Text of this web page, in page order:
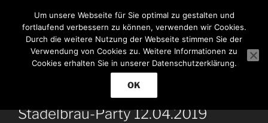
springen
THE CRITICS BAND
Let's rock!
Menü
Stadelbräu-Party 12.04.2019
Um unsere Webseite für Sie optimal zu gestalten und
fortlaufend verbessern zu können, verwenden wir Cookies.
Durch die weitere Nutzung der Webseite stimmen Sie der
Verwendung von Cookies zu. Weitere Informationen zu
Cookies erhalten Sie in unserer Datenschutzerklärung.
OK